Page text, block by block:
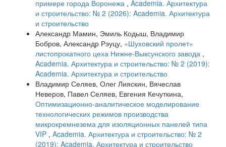
примере города Воронежа , Academia. Архитектура
и строительство: № 2 (2026): Academia. Архитектура
и строительство
Александр Мамин, Эмиль Кодыш, Владимир
Бобров, Александр Рэуцу, «Шуховский пролет»
листопрокатного цеха Нижне-Выксунского завода ,
Academia. Архитектура и строительство: № 2 (2019):
Academia. Архитектура и строительство
Владимир Селяев, Олег Лияскин, Вячеслав
Неверов, Павел Селяев, Евгения Кечуткина,
Оптимизационно-аналитическое моделирование
технологических режимов производства
микрокремнезема для изоляционных панелей типа
VIP , Academia. Архитектура и строительство: № 2
(2019): Academia. Архитектура и строительство